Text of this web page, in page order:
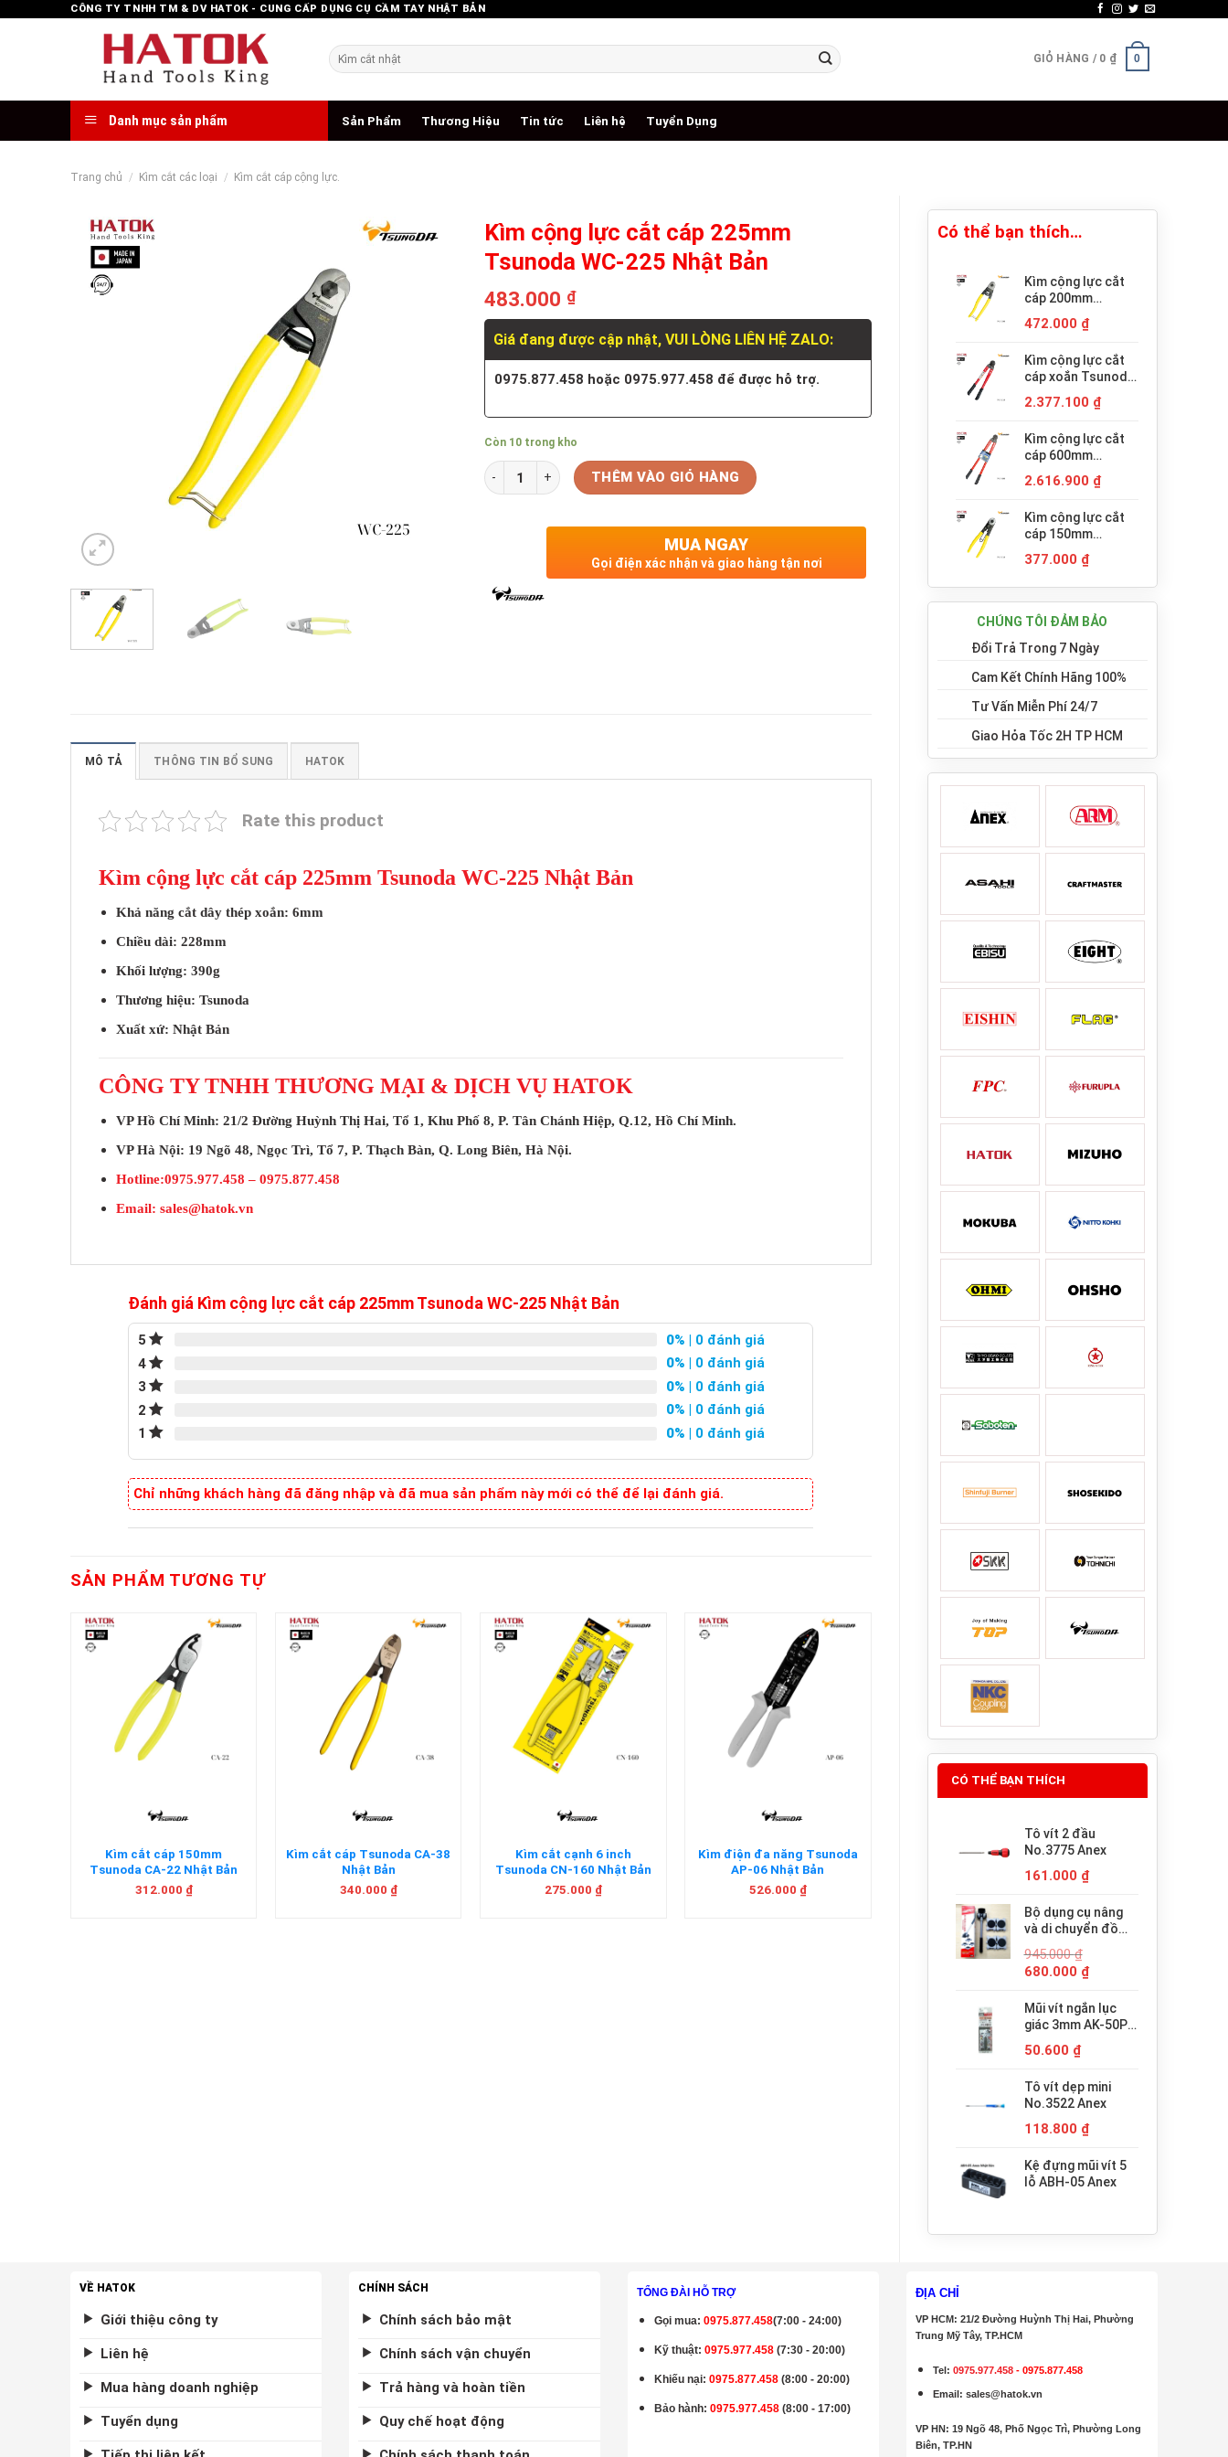
CÔNG TY TNHH TM & DV HATOK - CUNG CẤP DỤNG CỤ CẦM TAY NHẬT BẢN
Tìm
kiếm:
GIỎ HÀNG / 0 ₫ 0
Danh mục sản phẩm Sản Phẩm Thương Hiệu Tin tức Liên hệ Tuyển Dụng
Trang chủ / Kìm cắt các loại / Kìm cắt cáp cộng lực.
Có thể bạn thích…
Kìm cộng lực cắt
cáp 200mm
Nhật Bản
472.000 ₫
Kìm cộng lực cắt
cáp xoắn Tsunoda
2.377.100 ₫
Kìm cộng lực cắt
cáp 600mm
Nhật Bản
2.616.900 ₫
Kìm cộng lực cắt
cáp 150mm
Nhật Bản
377.000 ₫
CHÚNG TÔI ĐẢM BẢO
Đổi Trả Trong 7 Ngày
Cam Kết Chính Hãng 100%
Tư Vấn Miễn Phí 24/7
Giao Hỏa Tốc 2H TP HCM
CÓ THỂ BẠN THÍCH
Tô vít 2 đầu
No.3775 Anex
161.000 ₫
Bộ dụng cụ nâng
và di chuyển đồ
minh PICUS LP-
200N
945.000₫
Giá
là:
945.000 ₫.
680.000 ₫Giá
tại
là:
Mũi vít ngắn lục
giác 3mm AK-50P-
50.600 ₫
Tô vít dẹp mini
No.3522 Anex
118.800 ₫
Kệ đựng mũi vít 5
lỗ ABH-05 Anex
Kìm cộng lực cắt cáp 225mm
Tsunoda WC-225 Nhật Bản
483.000 ₫
Giá đang được cập nhật, VUI LÒNG LIÊN HỆ ZALO:
0975.877.458 hoặc 0975.977.458 để được hỗ trợ.
Còn 10 trong kho
Số lượng THÊM VÀO GIỎ HÀNG
MUA NGAY
Gọi điện xác nhận và giao hàng tận nơi
MÔ TẢ THÔNG TIN BỔ SUNG HATOK
Rate this product
Kìm cộng lực cắt cáp 225mm Tsunoda WC-225 Nhật Bản
Khả năng cắt dây thép xoắn: 6mm
Chiều dài: 228mm
Khối lượng: 390g
Thương hiệu: Tsunoda
Xuất xứ: Nhật Bản
CÔNG TY TNHH THƯƠNG MẠI & DỊCH VỤ HATOK
VP Hồ Chí Minh: 21/2 Đường Huỳnh Thị Hai, Tổ 1, Khu Phố 8, P. Tân Chánh Hiệp, Q.12, Hồ Chí Minh.
VP Hà Nội: 19 Ngõ 48, Ngọc Trì, Tổ 7, P. Thạch Bàn, Q. Long Biên, Hà Nội.
Hotline:0975.977.458 – 0975.877.458
Email:sales@hatok.vn
Đánh giá Kìm cộng lực cắt cáp 225mm Tsunoda WC-225 Nhật Bản
5 0% | 0 đánh giá
4
0% | 0 đánh giá
3
0% | 0 đánh giá
2
0% | 0 đánh giá
1
0% | 0 đánh giá
Chỉ những khách hàng đã đăng nhập và đã mua sản phẩm này mới có thể để lại đánh giá.
SẢN PHẨM TƯƠNG TỰ
Kìm cắt cáp 150mm
Tsunoda CA-22 Nhật Bản
312.000 ₫
Kìm cắt cáp Tsunoda CA-38
Nhật Bản
340.000 ₫
Kìm cắt cạnh 6 inch
Tsunoda CN-160 Nhật Bản
275.000 ₫
Kìm điện đa năng Tsunoda
AP-06 Nhật Bản
526.000 ₫
VỀ HATOK
Giới thiệu công ty
Liên hệ
Mua hàng doanh nghiệp
Tuyển dụng
CHÍNH SÁCH
Chính sách bảo mật
Chính sách vận chuyển
Trả hàng và hoàn tiền
Quy chế hoạt động
TỔNG ĐÀI HỖ TRỢ
Gọi mua:0975.877.458(7:00 - 24:00)
Kỹ thuật:0975.977.458 (7:30 - 20:00)
Khiếu nại: 0975.877.458 (8:00 - 20:00)
Bảo hành:0975.977.458 (8:00 - 17:00)
ĐỊA CHỈ
VP HCM: 21/2 Đường Huỳnh Thị Hai, Phường
Trung Mỹ Tây, TP.HCM
Tel:0975.977.458 -0975.877.458
Email :sales@hatok.vn
VP HN: 19 Ngõ 48, Phố Ngọc Trì, Phường Long
Biên, TP.HN